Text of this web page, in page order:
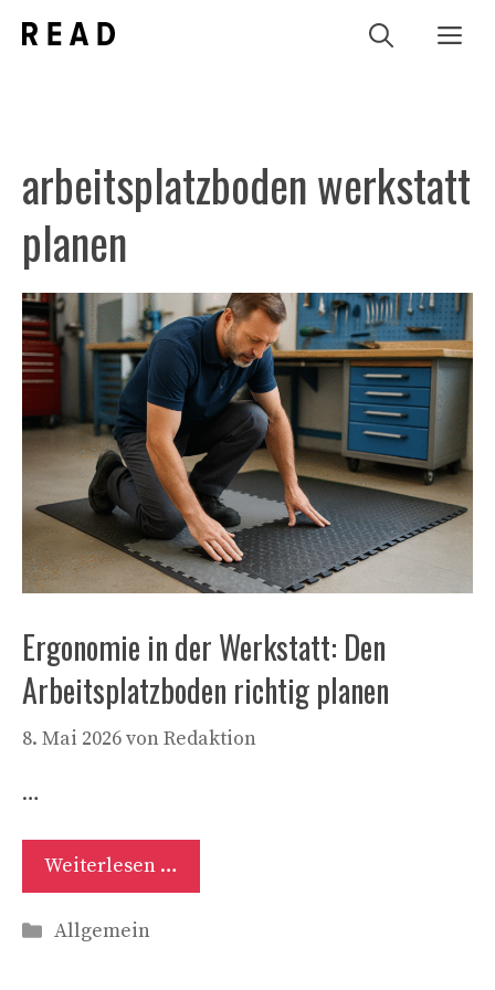
Inhalt
arbeitsplatzboden werkstatt
planen
Ergonomie in der Werkstatt: Den
Arbeitsplatzboden richtig planen
8. Mai 2026vonRedaktion
…
Weiterlesen …
Kategorien
Allgemein